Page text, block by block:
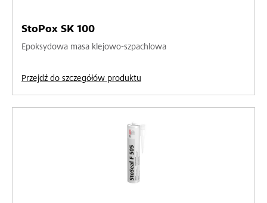
StoPox SK 100
Epoksydowa masa klejowo-szpachlowa
Przejdź do szczegółów produktu